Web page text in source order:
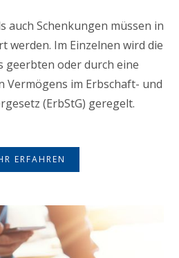
auch Schenkungen müssen in
werden. Im Einzelnen wird die
geerbten oder durch eine
Vermögens im Erbschaft- und
(ErbStG) geregelt.
ERFAHREN